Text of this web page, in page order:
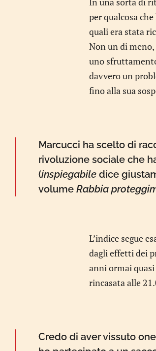
per qualcosa
quali era stata
Non un di
uno
davvero un
fino alla sua
Marcucci ha scelto di
rivoluzione sociale che
(inspiegabile dice
volumeRabbia
L’indice segue
dagli effetti dei
anni ormai
rincasata alle
Credo di aver vissuto